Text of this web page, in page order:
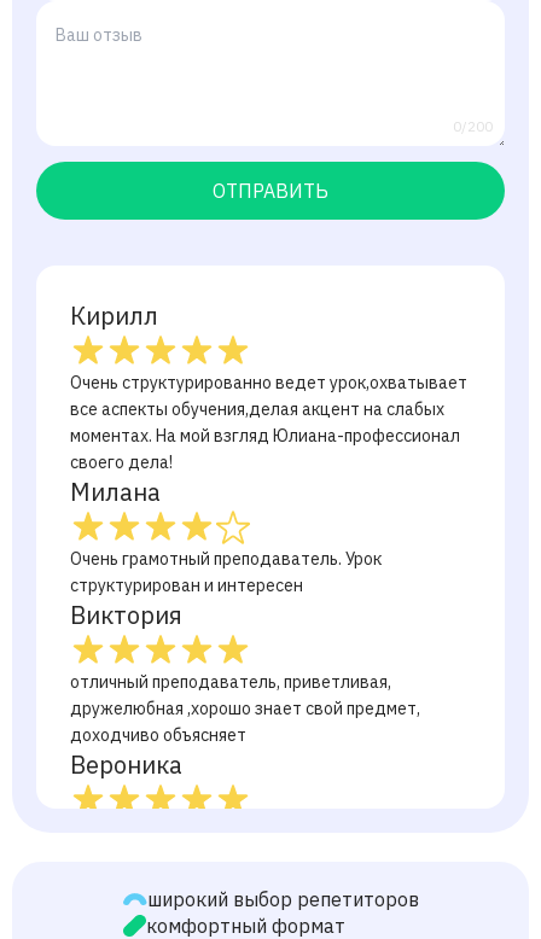
0/200
ОТПРАВИТЬ
Кирилл
Очень структурированно ведет урок,охватывает
все аспекты обучения,делая акцент на слабых
моментах. На мой взгляд Юлиана-профессионал
своего дела!
Милана
Очень грамотный преподаватель. Урок
структурирован и интересен
Виктория
отличный преподаватель, приветливая,
дружелюбная ,хорошо знает свой предмет,
доходчиво объясняет
Вероника
Яков
широкий выбор репетиторов
комфортный формат